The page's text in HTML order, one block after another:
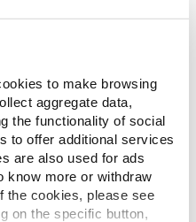
to make browsing
aggregate data,
the functionality of social
to offer additional services
are also used for ads
know more or withdraw
the cookies, please see
on the specific button,
PDT
embeds.js
(CE) N. 1069/2009 Art. 10 comma